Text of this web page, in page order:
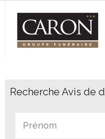
Services
Recherche Avis de